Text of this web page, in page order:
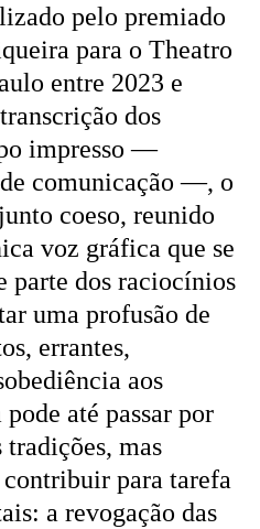
pelo premiado
para o Theatro
entre 2023 e
dos
impresso —
comunicação —, o
coeso, reunido
voz gráfica que se
parte dos raciocínios
uma profusão de
errantes,
aos
até passar por
mas
para tarefa
a revogação das